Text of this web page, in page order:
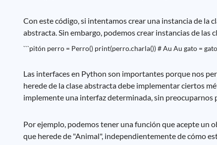
Con este código, si intentamos crear una instancia de la
abstracta. Sin embargo, podemos crear instancias de las
```pitón perro = Perro() print(perro.charla()) # Au Au gato =
Las interfaces en Python son importantes porque nos
herede de la clase abstracta debe implementar ciertos
implemente una interfaz determinada, sin preocuparnos
Por ejemplo, podemos tener una función que acepte un
que herede de "Animal", independientemente de cómo